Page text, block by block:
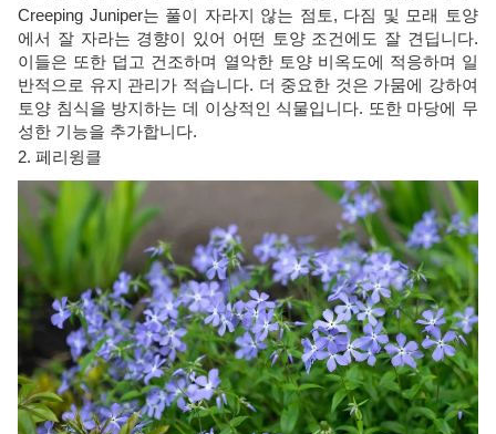
Creeping Juniper는 풀이 자라지 않는 점토, 다짐 및 모래 토양
에서 잘 자라는 경향이 있어 어떤 토양 조건에도 잘 견딥니다.
이들은 또한 덥고 건조하며 열악한 토양 비옥도에 적응하며 일
반적으로 유지 관리가 적습니다. 더 중요한 것은 가뭄에 강하여
토양 침식을 방지하는 데 이상적인 식물입니다. 또한 마당에 무
성한 기능을 추가합니다.
2. 페리윙클